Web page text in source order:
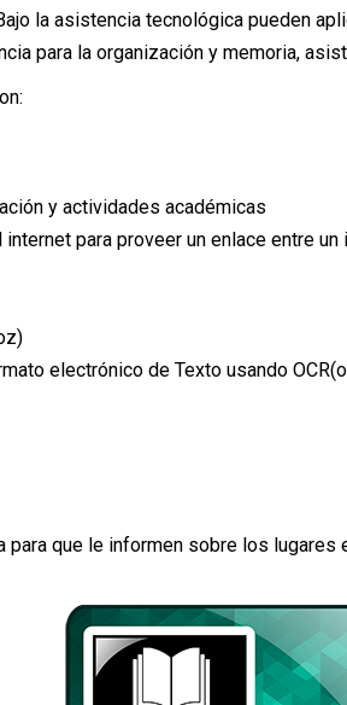
la asistencia tecnológica pueden
para la organización y memoria,
y actividades académicas
para proveer un enlace entre
electrónico de Texto usando
que le informen sobre los lugares